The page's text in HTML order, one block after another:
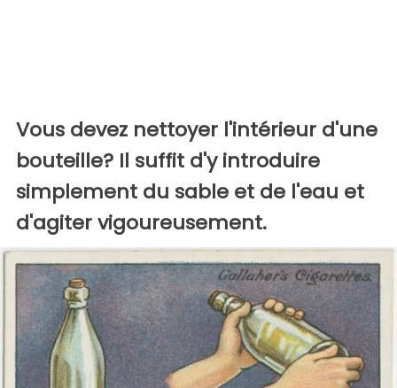
Vous devez nettoyer l'intérieur d'une
bouteille? Il suffit d'y introduire
simplement du sable et de l'eau et
d'agiter vigoureusement.